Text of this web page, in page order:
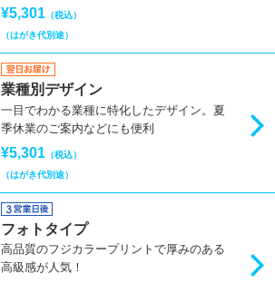
¥5,301 （税込）
（はがき代別途）
業種別デザイン
一目でわかる業種に特化したデザイン。夏
季休業のご案内などにも便利
¥5,301 （税込）
（はがき代別途）
フォトタイプ
高品質のフジカラープリントで厚みのある
高級感が人気！